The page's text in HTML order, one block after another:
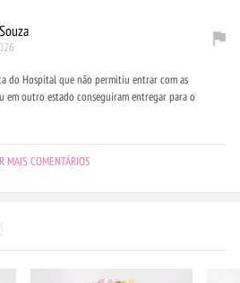
do Hospital que não permitiu entrar com as
em outro estado conseguiram entregar para o
MAIS COMENTÁRIOS